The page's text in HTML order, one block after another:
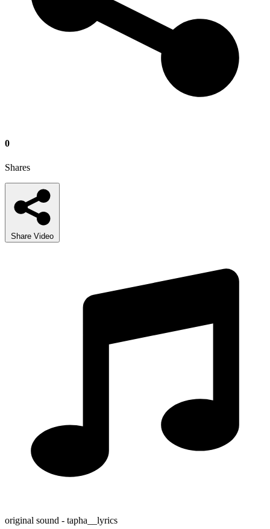
0
Shares
Share Video
original sound - tapha__lyrics